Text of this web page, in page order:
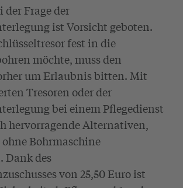
Frage der
ist Vorsicht geboten.
fest in die
möchte, muss den
um Erlaubnis bitten. Mit
Tresoren oder der
bei einem Pflegedienst
hervorragende Alternativen,
Bohrmaschine
Dank des
von 25,50 Euro ist